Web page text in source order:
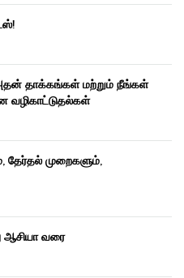
தாக்கங்கள் மற்றும் நீங்கள்
வழிகாட்டுதல்கள்
தேர்தல் முறைகளும்,
ஆசியா வரை